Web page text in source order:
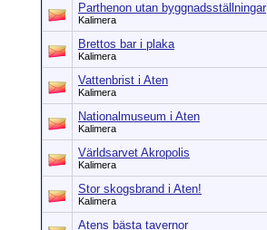
Parthenon utan byggnadsställningar
Kalimera
Brettos bar i plaka
Kalimera
Vattenbrist i Aten
Kalimera
Nationalmuseum i Aten
Kalimera
Världsarvet Akropolis
Kalimera
Stor skogsbrand i Aten!
Kalimera
Atens bästa tavernor